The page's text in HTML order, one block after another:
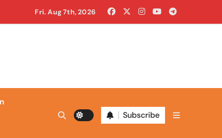
होगी मुद्दा
था
Fri. Aug 7th, 2026
Subscribe